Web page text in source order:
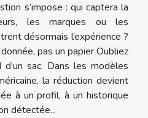
s’impose : qui captera la
les marques ou les
désormais l’expérience ?
pas un papier Oubliez
sac. Dans les modèles
la réduction devient
à un profil, à un historique
détectée...